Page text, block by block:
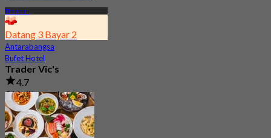
Thonburi
Datang 3 Bayar 2
Antarabangsa
Bufet Hotel
Trader Vic's
4.7
911 ditempah
Dari฿ 895